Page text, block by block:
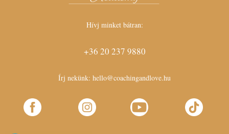
Hívj minket bátran:
+36 20 237 9880
Írj nekünk: hello@coachingandlove.hu